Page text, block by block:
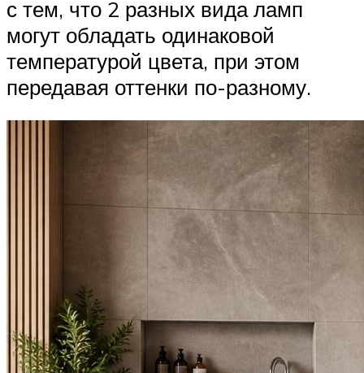
с тем, что 2 разных вида ламп
могут обладать одинаковой
температурой цвета, при этом
передавая оттенки по-разному.